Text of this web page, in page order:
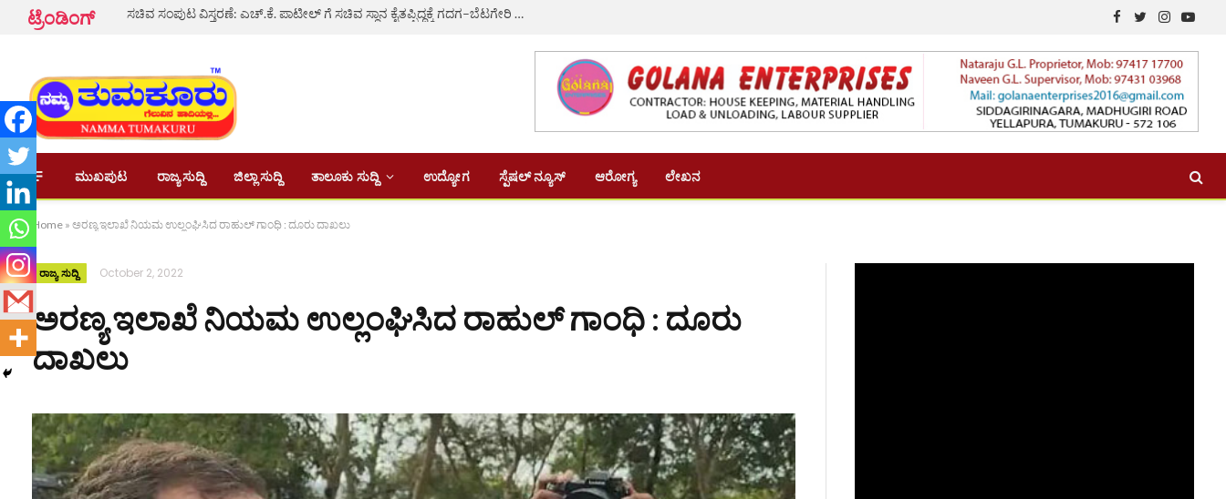
ಟ್ರೆಂಡಿಂಗ್ ಸಚಿವ ಸಂಪುಟ ವಿಸ್ತರಣೆ: ಎಚ್.ಕೆ. ಪಾಟೀಲ್ ಗೆ ಸಚಿವ ಸ್ಥಾನ ಕೈತಪ್ಪಿದ್ದಕ್ಕೆ ಗದಗ–ಬೆಟಗೇರಿ ನಗರಸಭೆಯ 22 ಸದಸ್ಯರ ಸಾಮೂಹಿಕ ರಾಜೀನಾಮೆ
Facebook
TwitterInstagram
ಮುಖಪುಟ ರಾಜ್ಯ ಸುದ್ದಿ ಜಿಲ್ಲಾ ಸುದ್ದಿ ತಾಲೂಕು ಸುದ್ದಿ ಉದ್ಯೋಗ ಸ್ಪೆಷಲ್ ನ್ಯೂಸ್ ಆರೋಗ್ಯ ಲೇಖನ
Home » ಅರಣ್ಯ ಇಲಾಖೆ ನಿಯಮ ಉಲ್ಲಂಘಿಸಿದ ರಾಹುಲ್ ಗಾಂಧಿ : ದೂರು ದಾಖಲು
ರಾಜ್ಯ ಸುದ್ದಿ October 2, 2022
ಅರಣ್ಯ ಇಲಾಖೆ ನಿಯಮ ಉಲ್ಲಂಘಿಸಿದ ರಾಹುಲ್ ಗಾಂಧಿ : ದೂರು
ದಾಖಲು